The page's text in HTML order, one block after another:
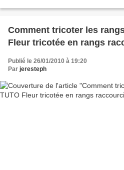
Comment tricoter les
Fleur tricotée en rangs
Publié le 26/01/2010 à 19:20
Par jeresteph